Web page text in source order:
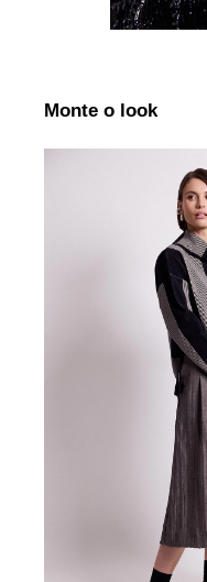
Monte o look